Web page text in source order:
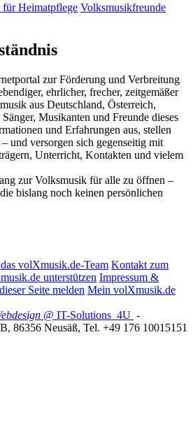
für Heimatpflege Volksmusikfreunde
zur Förderung und Verbreitung
ehrlicher, frecher, zeitgemäßer
aus Deutschland, Österreich,
Musikanten und Freunde dieses
und Erfahrungen aus, stellen
und versorgen sich gegenseitig mit
Unterricht, Kontakten und vielem
zur Volksmusik für alle zu öffnen –
bislang noch keinen persönlichen
volXmusik.de-Team Kontakt zum
unterstützen Impressum &
Seite melden Mein volXmusik.de
@ IT-Solutions 4U -
, 86356 Neusäß, Tel. +49 176 10015151